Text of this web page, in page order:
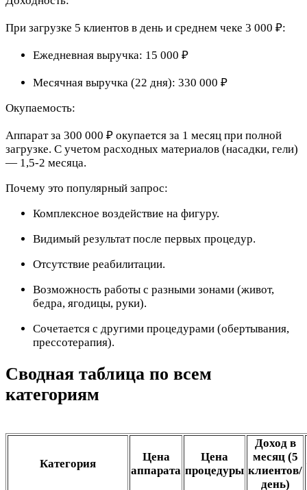
При загрузке 5 клиентов в день и среднем чеке 3 000 ₽:
Ежедневная выручка: 15 000 ₽
Месячная выручка (22 дня): 330 000 ₽
Окупаемость:
Аппарат за 300 000 ₽ окупается за 1 месяц при полной
загрузке. С учетом расходных материалов (насадки, гели)
— 1,5-2 месяца.
Почему это популярный запрос:
Комплексное воздействие на фигуру.
Видимый результат после первых процедур.
Отсутствие реабилитации.
Возможность работы с разными зонами (живот,
бедра, ягодицы, руки).
Сочетается с другими процедурами (обертывания,
прессотерапия).
Сводная таблица по всем
категориям
Категория
Цена
аппарата
Цена
процедуры
Доход в
месяц (5
клиентов/
день)